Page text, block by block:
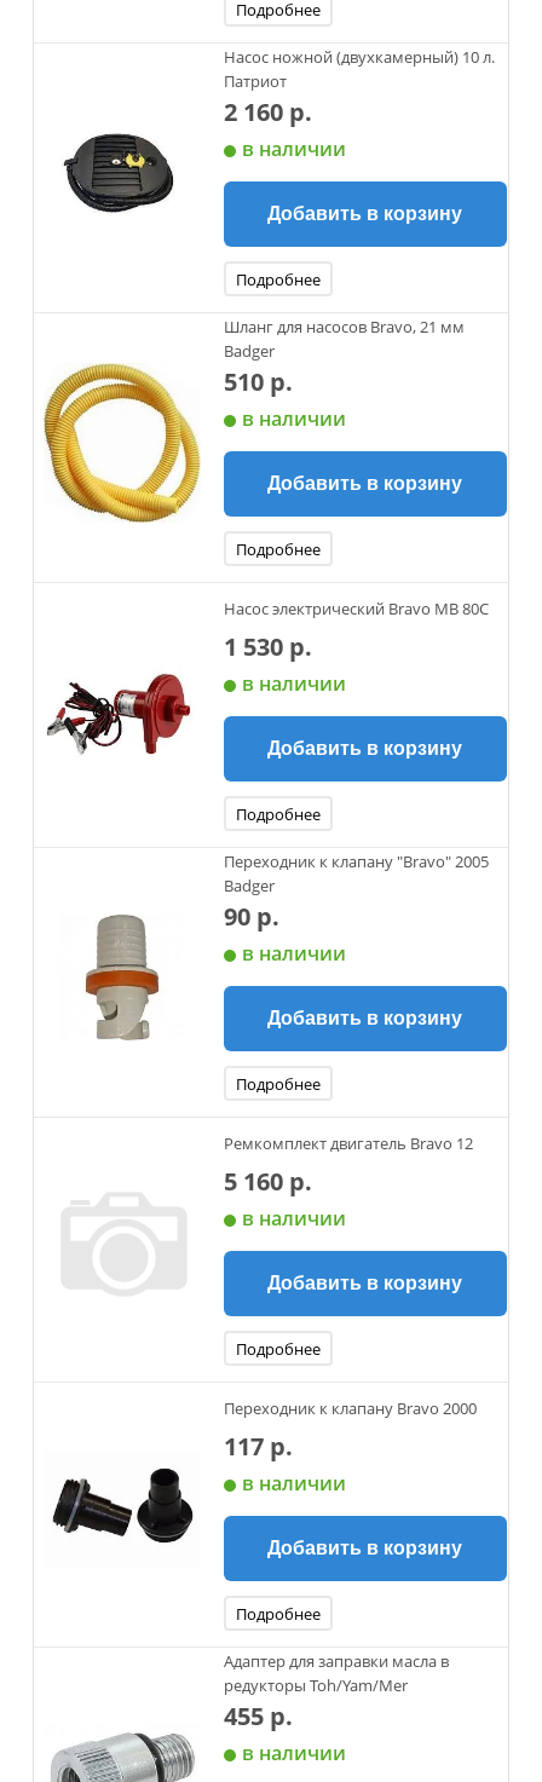
Подробнее
Насос ножной (двухкамерный) 10 л.
Патриот
2 160 р.
в наличии
Добавить в корзину
Подробнее
Шланг для насосов Bravo, 21 мм
Badger
510 р.
в наличии
Добавить в корзину
Подробнее
Насос электрический Bravo MB 80С
1 530 р.
в наличии
Добавить в корзину
Подробнее
Переходник к клапану "Bravo" 2005
Badger
90 р.
в наличии
Добавить в корзину
Подробнее
Ремкомплект двигатель Bravo 12
5 160 р.
в наличии
Добавить в корзину
Подробнее
Переходник к клапану Bravo 2000
117 р.
в наличии
Добавить в корзину
Подробнее
Адаптер для заправки масла в
редукторы Toh/Yam/Mer
455 р.
в наличии